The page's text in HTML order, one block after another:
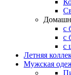
с
с
с
Летняя
Мужская